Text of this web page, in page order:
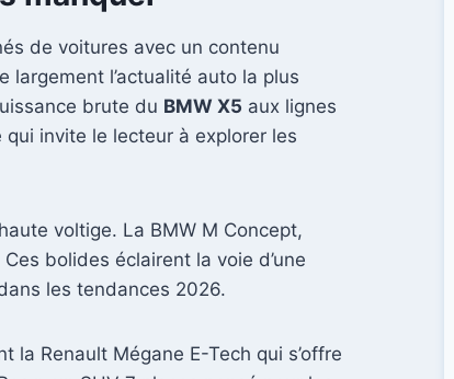
de voitures avec un contenu
l’actualité auto la plus
brute du BMW X5 aux lignes
qui invite le lecteur à explorer les
voltige. La BMW M Concept,
bolides éclairent la voie d’une
les tendances 2026.
la Renault Mégane E-Tech qui s’offre